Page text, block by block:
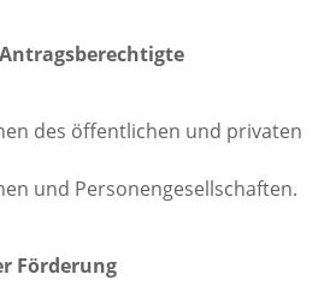
des öffentlichen und privaten
und Personengesellschaften.
Förderung